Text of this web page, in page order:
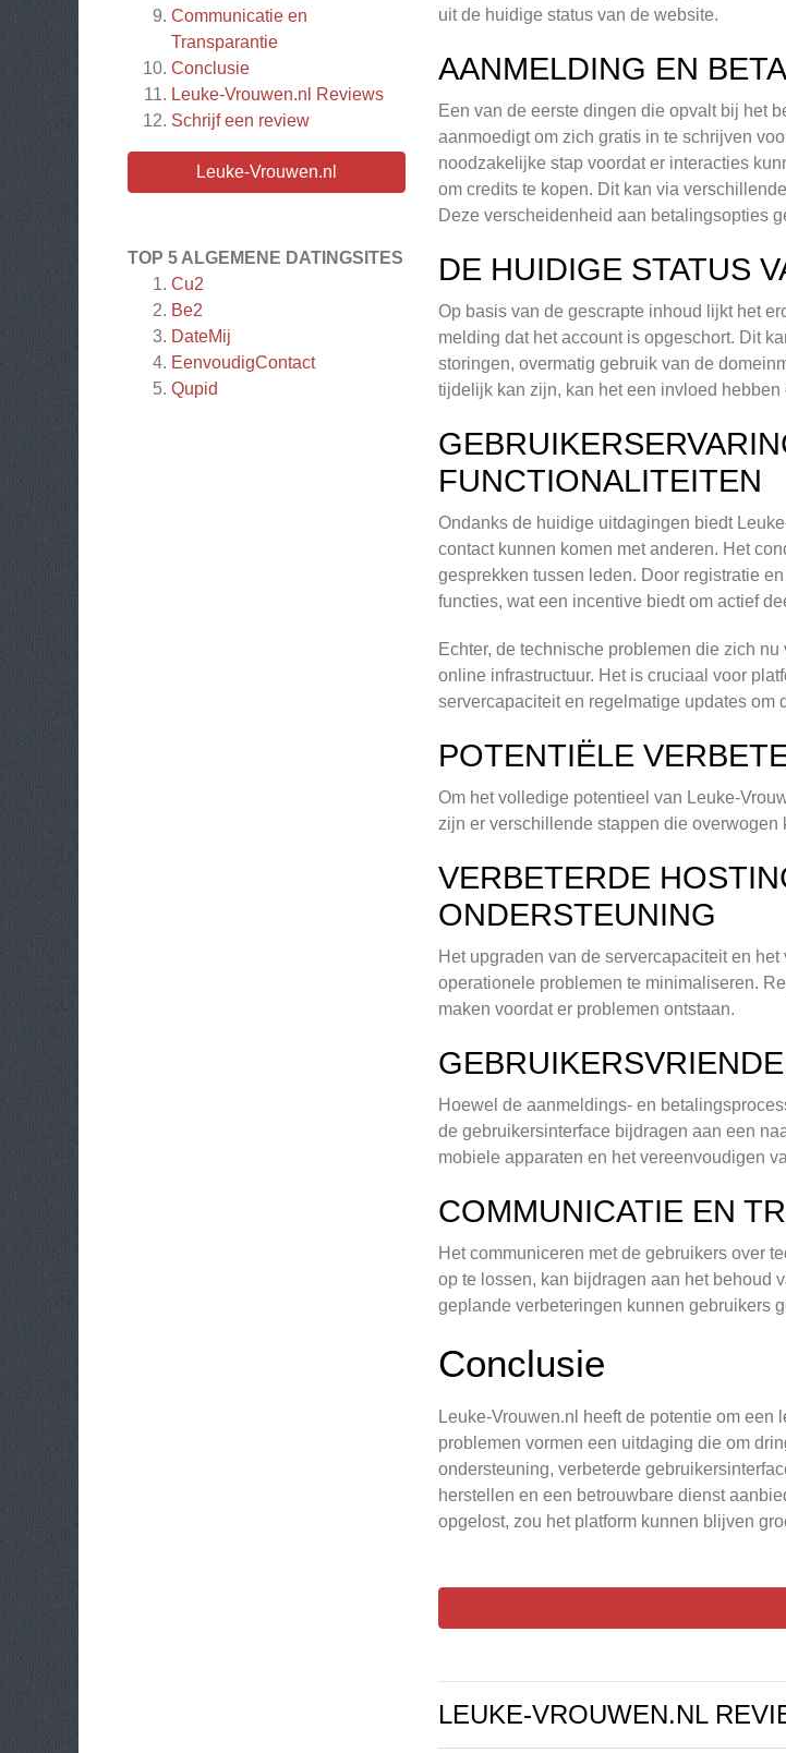
Communicatie en
Transparantie
Conclusie
Leuke-Vrouwen.nl
Reviews
Schrijf een review
Leuke-Vrouwen.nl
TOP 5 ALGEMENE DATINGSITES
Cu2
Be2
DateMij
EenvoudigContact
Qupid
uit de huidige status van de website.
AANMELDING EN
Een van de eerste dingen die opvalt bij het
aanmoedigt om zich gratis in te schrijven
noodzakelijke stap voordat er interacties
om credits te kopen. Dit kan via
Deze verscheidenheid aan betalingsopties
DE HUIDIGE STATUS
Op basis van de gescrapte inhoud lijkt het
melding dat het account is opgeschort. Dit
storingen, overmatig gebruik van de
tijdelijk kan zijn, kan het een invloed
FUNCTIONALITEITEN
Ondanks de huidige uitdagingen biedt
contact kunnen komen met anderen. Het
gesprekken tussen leden. Door registratie
functies, wat een incentive biedt om actief
Echter, de technische problemen die zich
online infrastructuur. Het is cruciaal voor
servercapaciteit en regelmatige updates om
POTENTIËLE
Om het volledige potentieel van Leuke-
zijn er verschillende stappen die overwogen
VERBETERDE
ONDERSTEUNING
Het upgraden van de servercapaciteit en
operationele problemen te minimaliseren.
maken voordat er problemen ontstaan.
Hoewel de aanmeldings- en
de gebruikersinterface bijdragen aan een
mobiele apparaten en het vereenvoudigen
COMMUNICATIE EN
Het communiceren met de gebruikers over
op te lossen, kan bijdragen aan het behoud
geplande verbeteringen kunnen gebruikers
Conclusie
Leuke-Vrouwen.nl heeft de potentie om
problemen vormen een uitdaging die om
ondersteuning, verbeterde
herstellen en een betrouwbare dienst
opgelost, zou het platform kunnen blijven
LEUKE-VROUWEN.NL